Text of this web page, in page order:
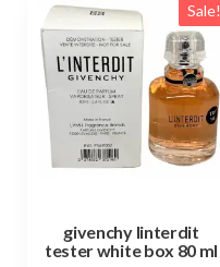
Sale!
givenchy linterdit
tester white box 80 ml